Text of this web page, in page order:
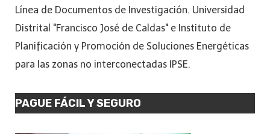
Línea de Documentos de Investigación. Universidad
Distrital "Francisco José de Caldas" e Instituto de
Planificación y Promoción de Soluciones Energéticas
para las zonas no interconectadas IPSE.
PAGUE FÁCIL Y SEGURO